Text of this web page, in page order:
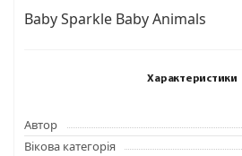
Baby Sparkle Baby Animals
Характеристики
Автор
Вікова категорія